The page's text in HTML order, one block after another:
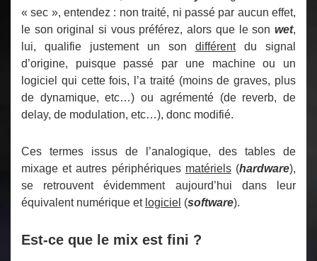
« sec », entendez : non traité, ni passé par aucun effet,
le son original si vous préférez, alors que le son wet,
lui, qualifie justement un son différentdu signal
d’origine, puisque passé par une machine ou un
logiciel qui cette fois, l’a traité (moins de graves, plus
de dynamique, etc…) ou agrémenté (de reverb, de
delay, de modulation, etc…), donc modifié.
Ces termes issus de l’analogique, des tables de
mixage et autres périphériques matériels(hardware),
se retrouvent évidemment aujourd’hui dans leur
équivalent numérique et logiciel (software).
Est-ce que le mix est fini ?